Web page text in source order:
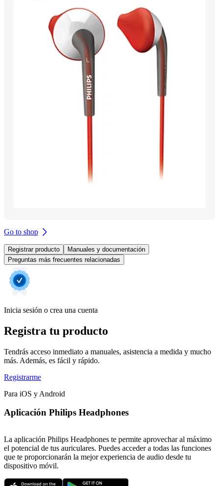
Go to shop
Registrar producto
Manuales y documentación
Preguntas más frecuentes relacionadas
Inicia sesión o crea una cuenta
Registra tu producto
Tendrás acceso inmediato a manuales, asistencia a medida y mucho
más. Además, es fácil y rápido.
Registrarme
Para iOS y Android
Aplicación Philips Headphones
La aplicación Philips Headphones te permite aprovechar al máximo
el potencial de tus auriculares. Puedes acceder a todas las funciones
que te proporcionarán la mejor experiencia de audio desde tu
dispositivo móvil.